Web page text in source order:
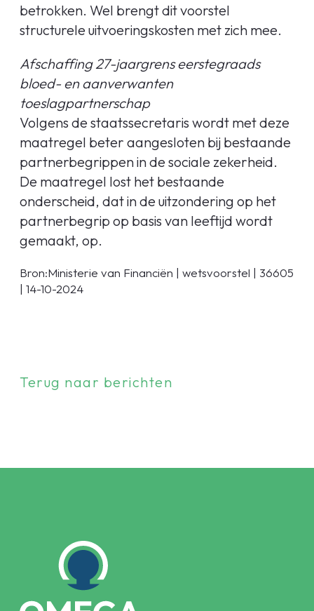
betrokken. Wel brengt dit voorstel
structurele uitvoeringskosten met zich mee.
Afschaffing 27-jaargrens eerstegraads
bloed- en aanverwanten
toeslagpartnerschap
Volgens de staatssecretaris wordt met deze
maatregel beter aangesloten bij bestaande
partnerbegrippen in de sociale zekerheid.
De maatregel lost het bestaande
onderscheid, dat in de uitzondering op het
partnerbegrip op basis van leeftijd wordt
gemaakt, op.
Bron:Ministerie van Financiën | wetsvoorstel | 36605
| 14-10-2024
Terug naar berichten